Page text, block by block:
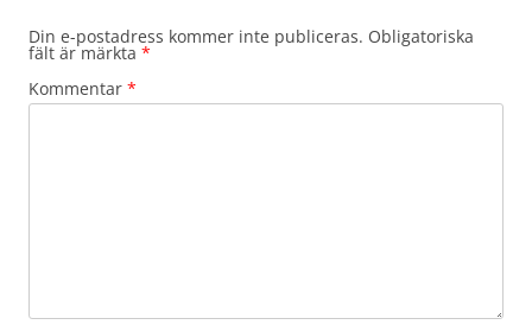
Din e-postadress kommer inte publiceras. Obligatoriska
fält är märkta *
Kommentar *